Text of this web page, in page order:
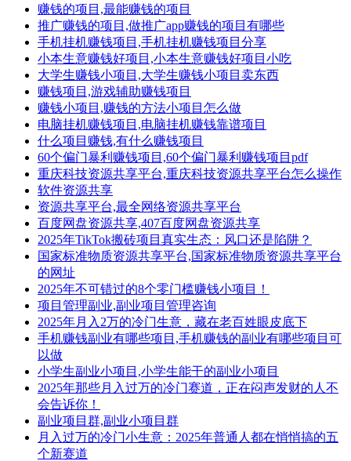
赚钱的项目,最能赚钱的项目
推广赚钱的项目,做推广app赚钱的项目有哪些
手机挂机赚钱项目,手机挂机赚钱项目分享
小本生意赚钱好项目,小本生意赚钱好项目小吃
大学生赚钱小项目,大学生赚钱小项目卖东西
赚钱项目,游戏辅助赚钱项目
赚钱小项目,赚钱的方法小项目怎么做
电脑挂机赚钱项目,电脑挂机赚钱靠谱项目
什么项目赚钱,有什么赚钱项目
60个偏门暴利赚钱项目,60个偏门暴利赚钱项目pdf
重庆科技资源共享平台,重庆科技资源共享平台怎么操作
软件资源共享
资源共享平台,最全网络资源共享平台
百度网盘资源共享,407百度网盘资源共享
2025年TikTok搬砖项目真实生态：风口还是陷阱？
国家标准物质资源共享平台,国家标准物质资源共享平台
的网址
2025年不可错过的8个零门槛赚钱小项目！
项目管理副业,副业项目管理咨询
2025年月入2万的冷门生意，藏在老百姓眼皮底下
手机赚钱副业有哪些项目,手机赚钱的副业有哪些项目可
以做
小学生副业小项目,小学生能干的副业小项目
2025年那些月入过万的冷门赛道，正在闷声发财的人不
会告诉你！
副业项目群,副业小项目群
月入过万的冷门小生意：2025年普通人都在悄悄搞的五
个新赛道